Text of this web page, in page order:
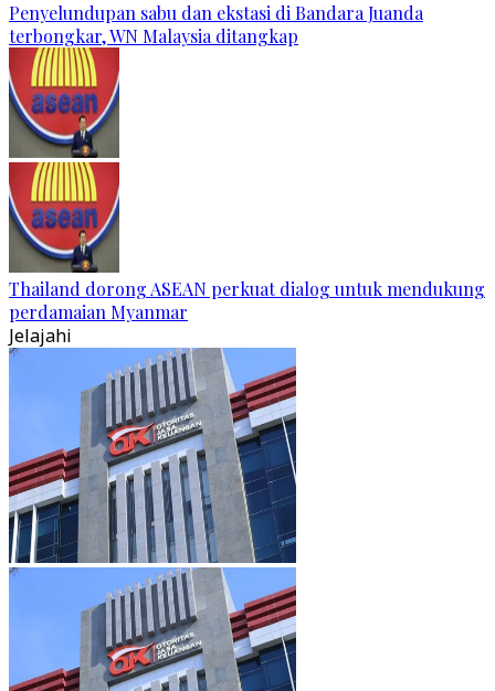
Penyelundupan sabu dan ekstasi di Bandara Juanda
terbongkar, WN Malaysia ditangkap
Thailand dorong ASEAN perkuat dialog untuk mendukung
perdamaian Myanmar
Jelajahi